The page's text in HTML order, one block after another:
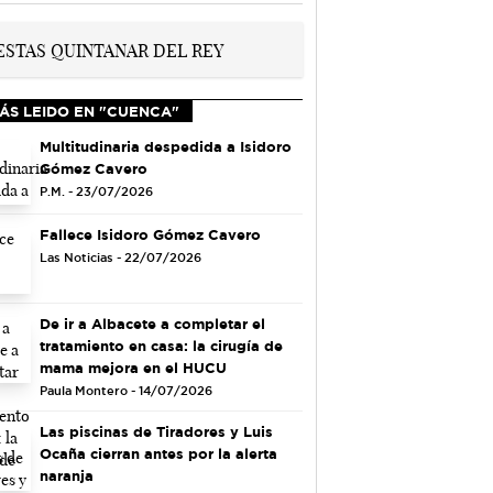
LEIDO EN "CUENCA"
Multitudinaria despedida a Isidoro
Gómez Cavero
P.M. - 23/07/2026
Fallece Isidoro Gómez Cavero
Las Noticias - 22/07/2026
De ir a Albacete a completar el
tratamiento en casa: la cirugía de
mama mejora en el HUCU
Paula Montero - 14/07/2026
Las piscinas de Tiradores y Luis
Ocaña cierran antes por la alerta
naranja